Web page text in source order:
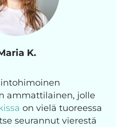
K.
intohimoinen
ammattilainen, jolle
on vielä tuoreessa
seurannut vierestä